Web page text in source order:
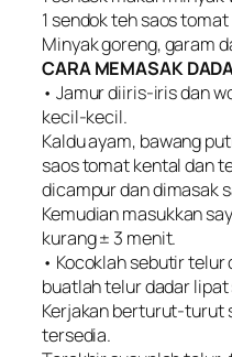
1 sendok teh saos
Minyak goreng, garam
CARA MEMASAK
• Jamur diiris-iris dan
kecil-kecil.
Kaldu ayam, bawang
saos tomat kental dan
dicampur dan dimasak
Kemudian masukkan
kurang ± 3 menit.
• Kocoklah sebutir
buatlah telur dadar lipat
Kerjakan berturut-turut
tersedia.